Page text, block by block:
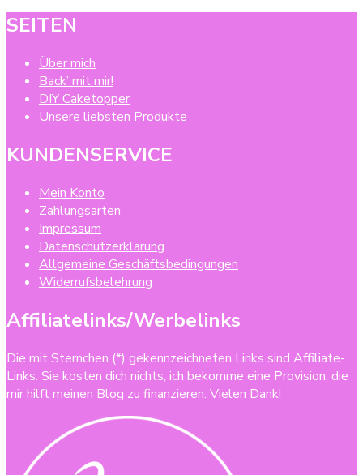
SEITEN
Über mich
Back’ mit mir!
DIY Caketopper
Unsere liebsten Produkte
KUNDENSERVICE
Mein Konto
Zahlungsarten
Impressum
Datenschutzerklärung
Allgemeine Geschäftsbedingungen
Widerrufsbelehrung
Affiliatelinks/Werbelinks
Die mit Sternchen (*) gekennzeichneten Links sind Affiliate-
Links. Sie kosten dich nichts, ich bekomme eine Provision, die
mir hilft meinen Blog zu finanzieren. Vielen Dank!